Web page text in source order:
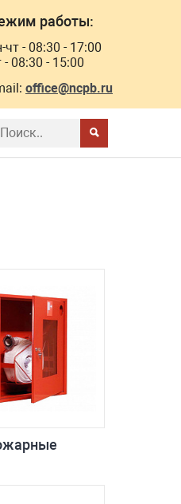
работы:
чт - 08:30 - 17:00
- 08:30 - 15:00
office@ncpb.ru